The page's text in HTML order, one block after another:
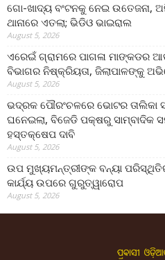
ଗୋ-ଖାଦ୍ୟ ବଂଟନକୁ ନେଇ ଉତେଜନା,
ଥାନାରେ ଏତଲା; ଭିଡିଓ ଭାଇରାଲ
August 5, 2026
ଏରେଇଁ ଗ୍ରାମରେ ପାଗଳା
ବିଭାଗର ନିଷ୍କ୍ରିୟତା, ଜିଲାପାଳଙ୍କୁ
August 5, 2026
ଭଦ୍ରକ ପୌରଂଚଳରେ ଭୋଟର ତାଲିକା
ଘନେଇଲା, ବିଜେଡି ପକ୍ଷରୁ ସାମ୍ବାଦିକ
ହସ୍ତକ୍ଷେପ ଦାବି
August 5, 2026
ଉପ ମୁଖ୍ୟମନ୍ତ୍ରୀଙ୍କ ବନ୍ୟା
କାର୍ଯ୍ୟ ଉପରେ ଗୁରୁତ୍ୱାରୋପ
August 5, 2026